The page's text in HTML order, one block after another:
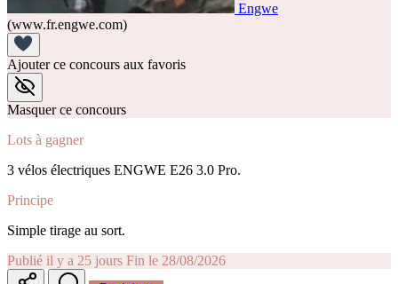
Engwe
(www.fr.engwe.com)
Ajouter ce concours aux favoris
Masquer ce concours
Lots à gagner
3 vélos électriques ENGWE E26 3.0 Pro.
Principe
Simple tirage au sort.
Publié il y a 25 jours Fin le 28/08/2026